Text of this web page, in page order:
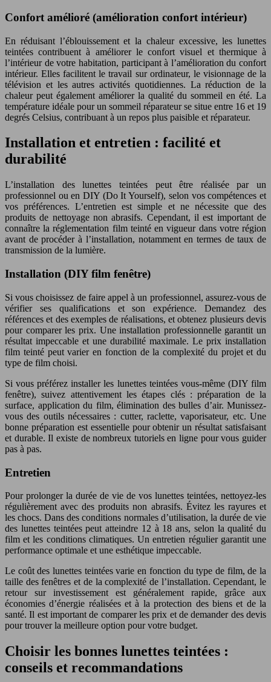
Confort amélioré (amélioration confort intérieur)
En réduisant l’éblouissement et la chaleur excessive, les lunettes
teintées contribuent à améliorer le confort visuel et thermique à
l’intérieur de votre habitation, participant à l’amélioration du confort
intérieur. Elles facilitent le travail sur ordinateur, le visionnage de la
télévision et les autres activités quotidiennes. La réduction de la
chaleur peut également améliorer la qualité du sommeil en été. La
température idéale pour un sommeil réparateur se situe entre 16 et 19
degrés Celsius, contribuant à un repos plus paisible et réparateur.
Installation et entretien : facilité et
durabilité
L’installation des lunettes teintées peut être réalisée par un
professionnel ou en DIY (Do It Yourself), selon vos compétences et
vos préférences. L’entretien est simple et ne nécessite que des
produits de nettoyage non abrasifs. Cependant, il est important de
connaître la réglementation film teinté en vigueur dans votre région
avant de procéder à l’installation, notamment en termes de taux de
transmission de la lumière.
Installation (DIY film fenêtre)
Si vous choisissez de faire appel à un professionnel, assurez-vous de
vérifier ses qualifications et son expérience. Demandez des
références et des exemples de réalisations, et obtenez plusieurs devis
pour comparer les prix. Une installation professionnelle garantit un
résultat impeccable et une durabilité maximale. Le prix installation
film teinté peut varier en fonction de la complexité du projet et du
type de film choisi.
Si vous préférez installer les lunettes teintées vous-même (DIY film
fenêtre), suivez attentivement les étapes clés : préparation de la
surface, application du film, élimination des bulles d’air. Munissez-
vous des outils nécessaires : cutter, raclette, vaporisateur, etc. Une
bonne préparation est essentielle pour obtenir un résultat satisfaisant
et durable. Il existe de nombreux tutoriels en ligne pour vous guider
pas à pas.
Entretien
Pour prolonger la durée de vie de vos lunettes teintées, nettoyez-les
régulièrement avec des produits non abrasifs. Évitez les rayures et
les chocs. Dans des conditions normales d’utilisation, la durée de vie
des lunettes teintées peut atteindre 12 à 18 ans, selon la qualité du
film et les conditions climatiques. Un entretien régulier garantit une
performance optimale et une esthétique impeccable.
Le coût des lunettes teintées varie en fonction du type de film, de la
taille des fenêtres et de la complexité de l’installation. Cependant, le
retour sur investissement est généralement rapide, grâce aux
économies d’énergie réalisées et à la protection des biens et de la
santé. Il est important de comparer les prix et de demander des devis
pour trouver la meilleure option pour votre budget.
Choisir les bonnes lunettes teintées :
conseils et recommandations